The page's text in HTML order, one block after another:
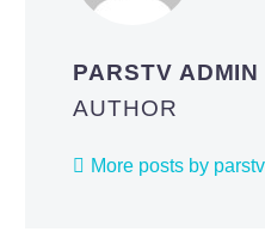
PARSTV
AUTHOR
More posts by